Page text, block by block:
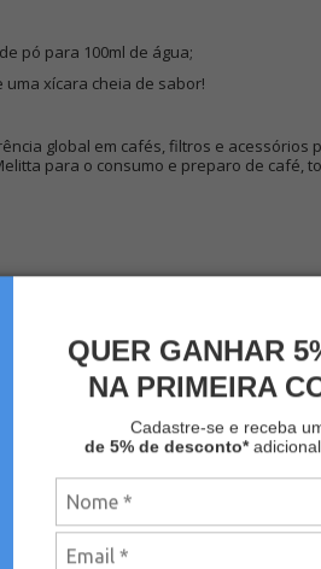
QUER GANHAR
NA PRIMEIRA
Cadastre-se e receba
de 5% de desconto*adicional
pó para 100ml de água;
xícara cheia de sabor!
global em cafés, filtros e acessórios
para o consumo e preparo de café,
MAIS VISTOS